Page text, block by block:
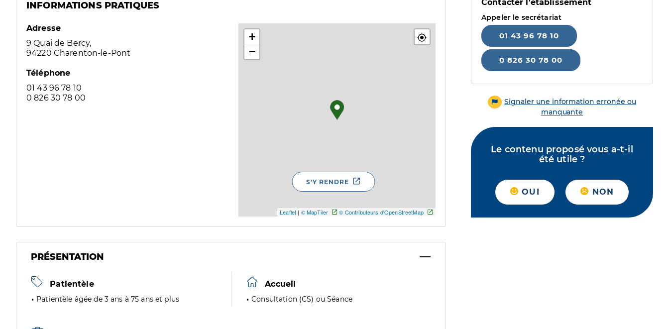
INFORMATIONS PRATIQUES
Adresse
9 Quai de Bercy,
94220 Charenton-le-Pont
Téléphone
01 43 96 78 10
0 826 30 78 00
+
−
Leaflet | © MapTiler © Contributeurs d'OpenStreetMap
S'Y RENDRE
PRÉSENTATION
Patientèle
Patientèle âgée de 3 ans à 75 ans et plus
Accueil
Consultation (CS) ou Séance
Contacter l'établissement
Appeler le secrétariat
01 43 96 78 10
0 826 30 78 00
Signaler une information erronée ou
manquante
Le contenu proposé vous a-t-il
été utile ?
OUI NON